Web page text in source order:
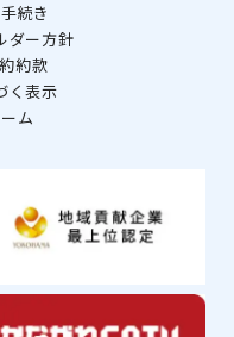
続き
ダー方針
約款
く表示
ム